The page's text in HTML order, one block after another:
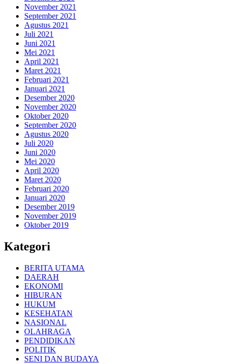
November 2021
September 2021
Agustus 2021
Juli 2021
Juni 2021
Mei 2021
April 2021
Maret 2021
Februari 2021
Januari 2021
Desember 2020
November 2020
Oktober 2020
September 2020
Agustus 2020
Juli 2020
Juni 2020
Mei 2020
April 2020
Maret 2020
Februari 2020
Januari 2020
Desember 2019
November 2019
Oktober 2019
Kategori
BERITA UTAMA
DAERAH
EKONOMI
HIBURAN
HUKUM
KESEHATAN
NASIONAL
OLAHRAGA
PENDIDIKAN
POLITIK
SENI DAN BUDAYA